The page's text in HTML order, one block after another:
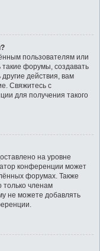
пользователям или
форумы, создавать
действия, вам
Свяжитесь с
для получения такого
на уровне
конференции может
форумах. Также
только членам
не можете добавлять